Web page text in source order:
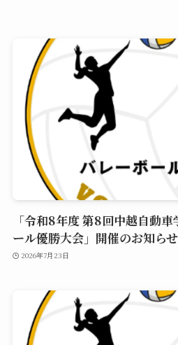
「令和8年度 第8回中越自動
ール優勝大会」開催のお知らせ
2026年7月23日